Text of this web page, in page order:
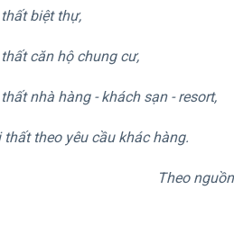
biệt thự,
căn hộ chung cư,
nhà hàng - khách sạn - resort,
theo yêu cầu khác hàng.
Theo